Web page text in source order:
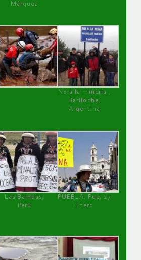
Márquez
No a la minería ,
Bariloche,
Argentina
Las Bambas,
Perú
PUEBLA, Pue, 27
Enero